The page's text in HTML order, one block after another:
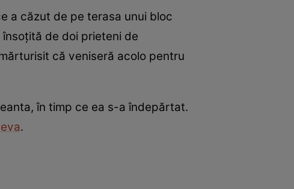
a căzut de pe terasa unui bloc
de doi prieteni de
că veniseră acolo pentru
în timp ce ea s-a îndepărtat.
.